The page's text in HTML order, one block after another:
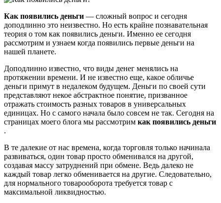
Как появились деньги — сложный вопрос и сегодня
доподлинно это неизвестно. Но есть крайне познавательная
теория о том как появились деньги. Именно ее сегодня
рассмотрим и узнаем когда появились первые деньги на
нашей планете.
Доподлинно известно, что виды денег менялись на
протяжении времени. И не известно еще, какое обличье
деньги примут в недалеком будущем. Деньги по своей сути
представляют некое абстрактное понятие, призванное
отражать стоимость разных товаров в универсальных
единицах. Но с самого начала было совсем не так. Сегодня на
страницах моего блога мы рассмотрим как появились деньги
.
В те далекие от нас времена, когда торговля только начинала
развиваться, один товар просто обменивался на другой,
создавая массу затруднений при обмене. Ведь далеко не
каждый товар легко обменивается на другие. Следовательно,
для нормального товарооборота требуется товар с
максимальной ликвидностью.